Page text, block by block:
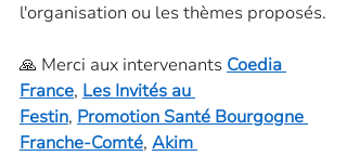
l'organisation ou les thèmes proposés.
🙏 Merci aux intervenants Coedia
France, Les Invités au
Festin, Promotion Santé Bourgogne
Franche-Comté, Akim